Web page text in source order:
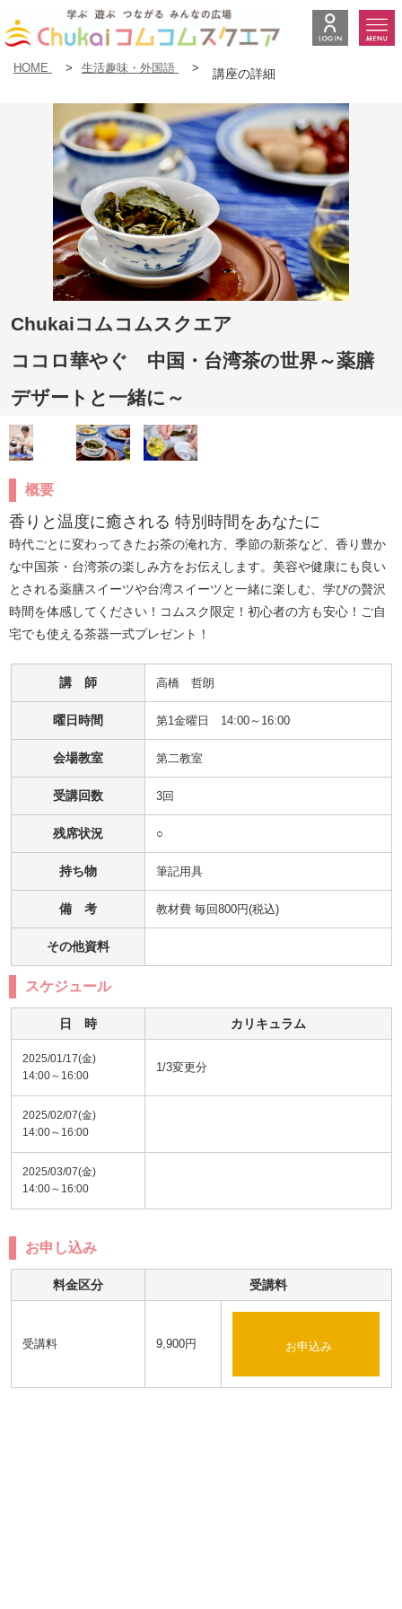
HOME > 生活趣味・外国語 > 講座の詳細
Chukaiコムコムスクエア
ココロ華やぐ 中国・台湾茶の世界～薬膳
デザートと一緒に～
概要
香りと温度に癒される 特別時間をあなたに
時代ごとに変わってきたお茶の淹れ方、季節の新茶など、香り豊か
な中国茶・台湾茶の楽しみ方をお伝えします。美容や健康にも良い
とされる薬膳スイーツや台湾スイーツと一緒に楽しむ、学びの贅沢
時間を体感してください！コムスク限定！初心者の方も安心！ご自
宅でも使える茶器一式プレゼント！
講 師 高橋　哲朗
曜日時間 第1金曜日 14:00～16:00
会場教室 第二教室
受講回数 3回
残席状況 ○
持ち物 筆記用具
備 考 教材費 毎回800円(税込)
その他資料
スケジュール
日 時 カリキュラム
2025/01/17(金)
14:00～16:00
1/3変更分
2025/02/07(金)
14:00～16:00
2025/03/07(金)
14:00～16:00
お申し込み
料金区分 受講料
受講料 9,900円 お申込み